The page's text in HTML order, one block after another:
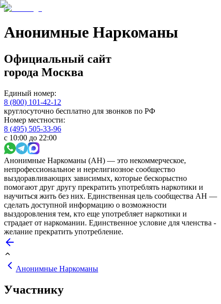
Анонимные Наркоманы
Официальный сайт
города Москва
Единый номер:
8 (800) 101-42-12
круглосуточно бесплатно для звонков по РФ
Номер местности:
8 (495) 505-33-96
с 10:00 до 22:00
Анонимные Наркоманы (АН) — это некоммерческое,
непрофессиональное и нерелигиозное сообщество
выздоравливающих зависимых, которые бескорыстно
помогают друг другу прекратить употреблять наркотики и
научиться жить без них. Единственная цель сообщества АН —
сделать доступной информацию о возможности
выздоровления тем, кто еще употребляет наркотики и
страдает от наркомании. Единственное условие для членства -
желание прекратить употребление.
Анонимные Наркоманы
Участнику